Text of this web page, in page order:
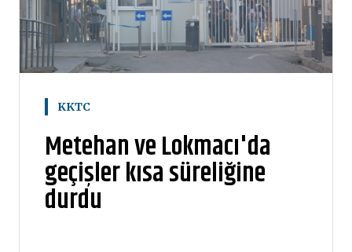
KKTC
Metehan ve Lokmacı'da
geçişler kısa süreliğine
durdu